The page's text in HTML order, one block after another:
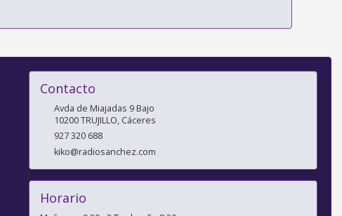
Contacto
Avda de Miajadas 9 Bajo
10200TRUJILLO, Cáceres
927 320 688
kiko@radiosanchez.com
Horario